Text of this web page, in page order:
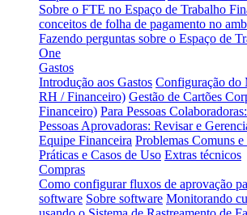
Sobre o FTE no Espaço de Trabalho
conceitos de folha de pagamento no
Fazendo perguntas sobre o Espaço de
One
Gastos
Introdução aos Gastos Configuração
RH / Financeiro) Gestão de Cartões
Financeiro) Para Pessoas
Pessoas Aprovadoras: Revisar e
Equipe Financeira Problemas Comuns e
Práticas e Casos de Uso Extras técnicos
Compras
Como configurar fluxos de aprovação
software Sobre software Monitorando